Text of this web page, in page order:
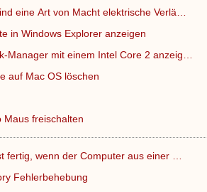
eine Art von Macht elektrische Verlä…
in Windows Explorer anzeigen
Manager mit einem Intel Core 2 anzeig…
auf Mac OS löschen
Maus freischalten
fertig, wenn der Computer aus einer …
Fehlerbehebung